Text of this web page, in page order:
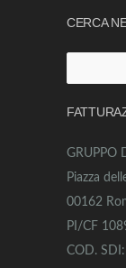
CERCA
per:
GRUPPO
Piazza
00162
PI/CF
COD.